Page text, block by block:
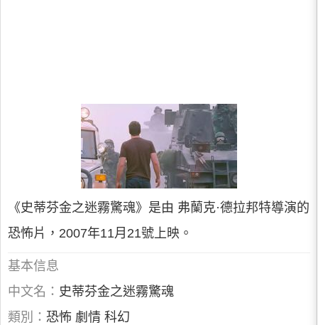
《史蒂芬金之迷霧驚魂》是由 弗蘭克·德拉邦特導演的
恐怖片，2007年11月21號上映。
基本信息
中文名： 史蒂芬金之迷霧驚魂
類別： 恐怖 劇情 科幻